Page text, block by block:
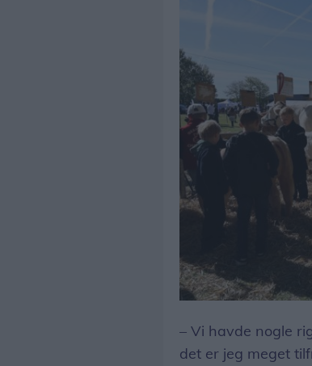
– Vi havde nogle
det er jeg meget